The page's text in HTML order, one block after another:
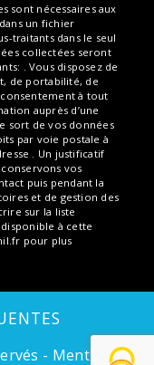
sont nécessaires aux
un fichier
traitants dans le seul
collectées seront
. Vous disposez de
de portabilité, de
à tout
auprès d’une
sort de vos données
par voie postale à
. Un justificatif
vos
puis pendant la
et de gestion des
sur la liste
à cette
pour plus
- Mentions